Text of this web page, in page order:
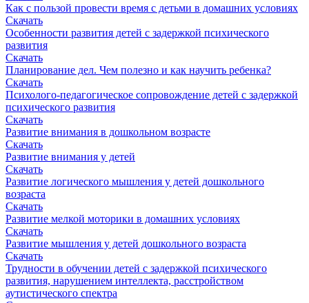
Как с пользой провести время с детьми в домашних условиях
Скачать
Особенности развития детей с задержкой психического
развития
Скачать
Планирование дел. Чем полезно и как научить ребенка?
Скачать
Психолого-педагогическое сопровождение детей с задержкой
психического развития
Скачать
Развитие внимания в дошкольном возрасте
Скачать
Развитие внимания у детей
Скачать
Развитие логического мышления у детей дошкольного
возраста
Скачать
Развитие мелкой моторики в домашних условиях
Скачать
Развитие мышления у детей дошкольного возраста
Скачать
Трудности в обучении детей с задержкой психического
развития, нарушением интеллекта, расстройством
аутистического спектра